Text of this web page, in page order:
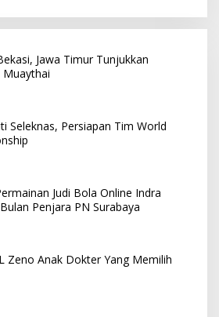
Jawa Timur Tunjukkan
Muaythai
Seleknas, Persiapan Tim World
Judi Bola Online Indra
Penjara PN Surabaya
Zeno Anak Dokter Yang Memilih